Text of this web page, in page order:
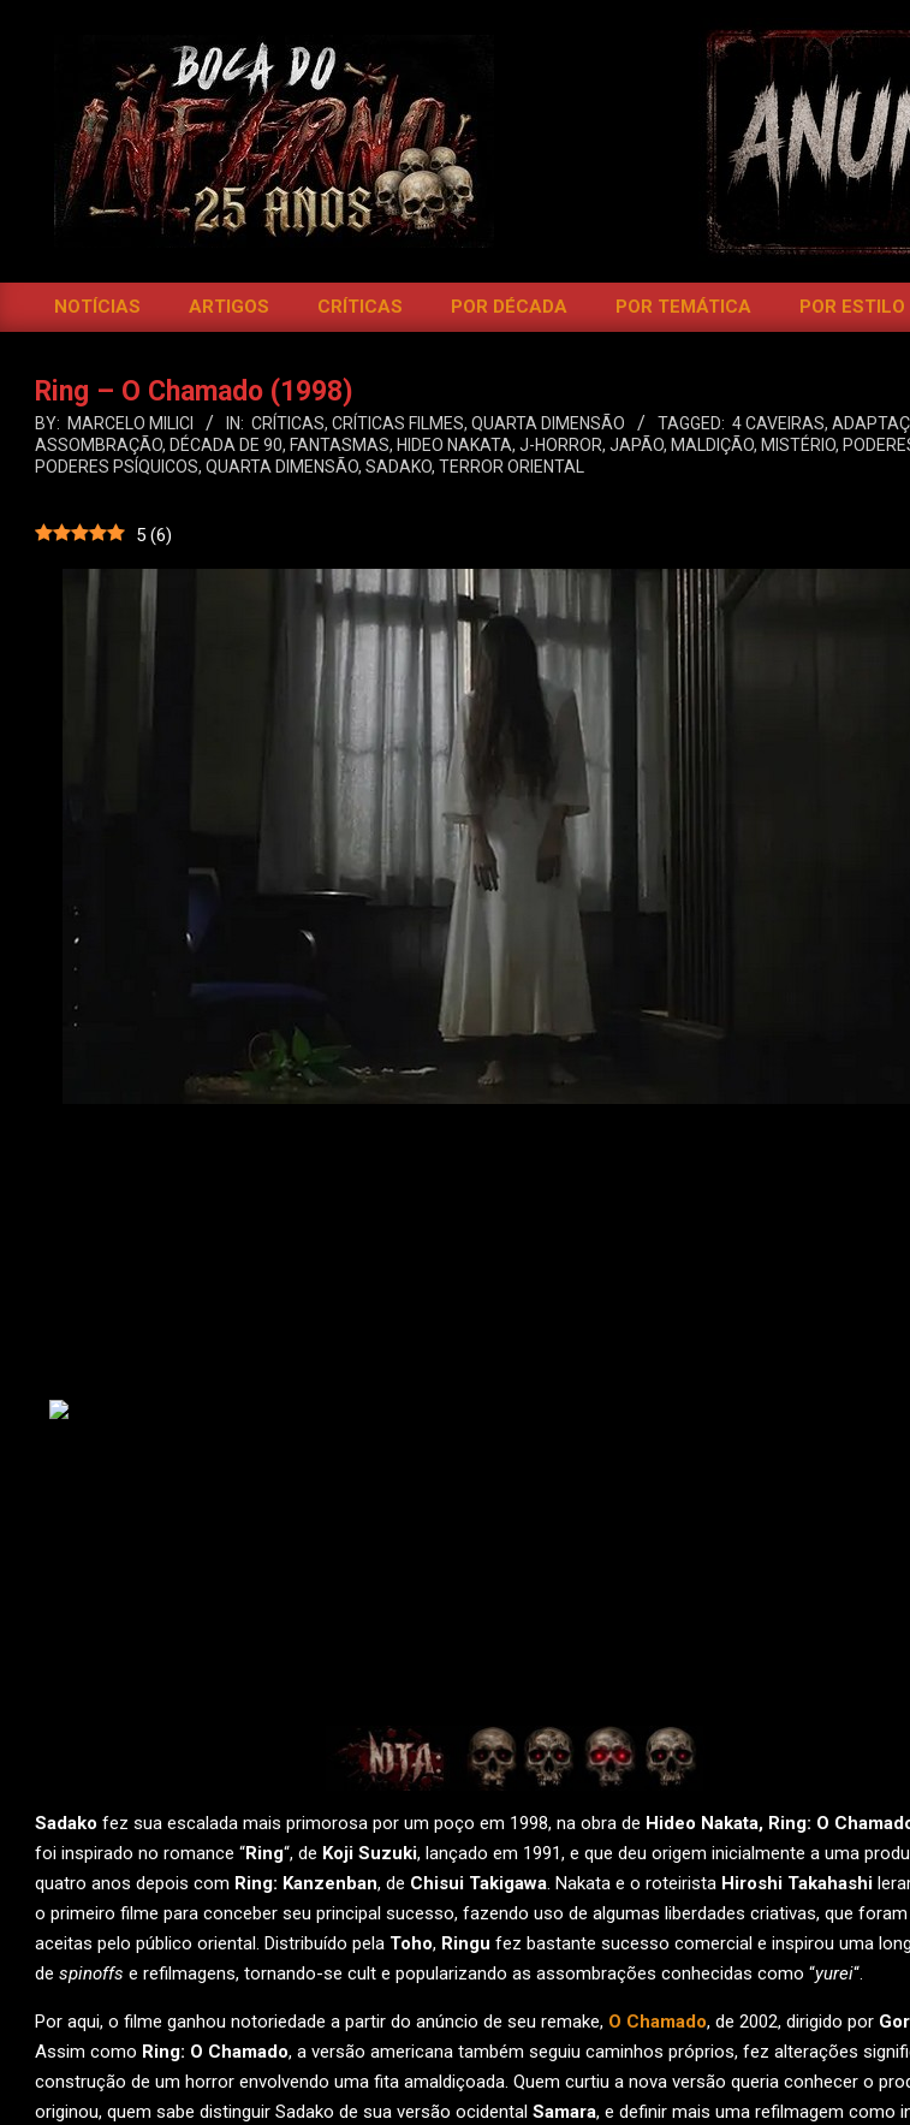
BOCA
DO
Primary
Menu
NOTÍCIAS ARTIGOS CRÍTICAS POR DÉCADA POR TEMÁTICA POR ESTILO
Ring – O Chamado (1998)
BY: MARCELO MILICI IN: CRÍTICAS, CRÍTICAS FILMES, QUARTA DIMENSÃO TAGGED: 4 CAVEIRAS,
ASSOMBRAÇÃO, DÉCADA DE 90, FANTASMAS, HIDEO NAKATA, J-HORROR, JAPÃO, MALDIÇÃO, MISTÉRIO,
PODERES PSÍQUICOS, QUARTA DIMENSÃO, SADAKO, TERROR ORIENTAL
5 (6)
Sadako fez sua escalada mais primorosa por um poço em 1998, na obra de Hideo Nakata, Ring: O
foi inspirado no romance “Ring“, de Koji Suzuki, lançado em 1991, e que deu origem inicialmente a uma
quatro anos depois com Ring: Kanzenban, de Chisui Takigawa. Nakata e o roteirista Hiroshi Takahashi
o primeiro filme para conceber seu principal sucesso, fazendo uso de algumas liberdades criativas, que
aceitas pelo público oriental. Distribuído pela Toho, Ringu fez bastante sucesso comercial e inspirou uma
de spinoffs e refilmagens, tornando-se cult e popularizando as assombrações conhecidas como “yurei“.
Por aqui, o filme ganhou notoriedade a partir do anúncio de seu remake, O Chamado, de 2002, dirigido por
Assim como Ring: O Chamado, a versão americana também seguiu caminhos próprios, fez alterações
construção de um horror envolvendo uma fita amaldiçoada. Quem curtiu a nova versão queria conhecer o
originou, quem sabe distinguir Sadako de sua versão ocidental Samara, e definir mais uma refilmagem como